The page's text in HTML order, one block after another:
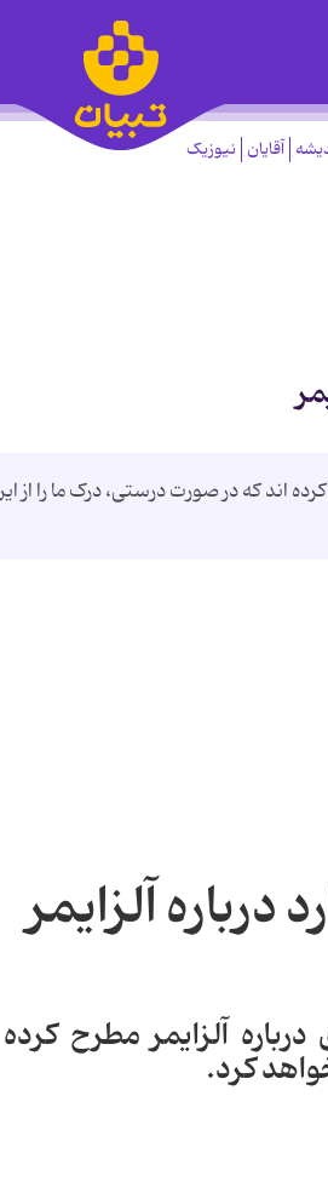
آقایان نیوزیک
اند که در صورت درستی، درک ما را از
درباره آلزایمر
درباره آلزایمر مطرح
کرد.